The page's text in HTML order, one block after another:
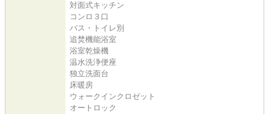
対面式キッチン
コンロ３口
バス・トイレ別
追焚機能浴室
浴室乾燥機
温水洗浄便座
独立洗面台
床暖房
ウォークインクロゼット
オートロック